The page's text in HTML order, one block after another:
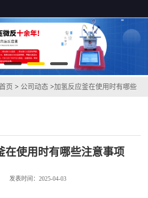
页 > 公司动态 >加氢反应釜在使用时有哪些
在使用时有哪些注意事项
发表时间：2025-04-03